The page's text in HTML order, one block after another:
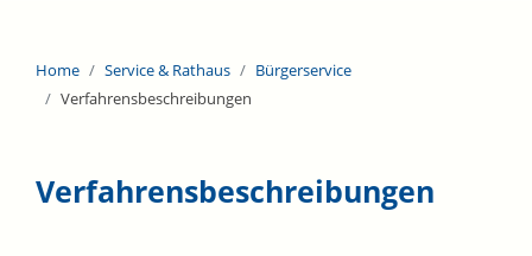
Home Service & Rathaus
Bürgerservice
Verfahrensbeschreibungen
Verfahrensbeschreibungen